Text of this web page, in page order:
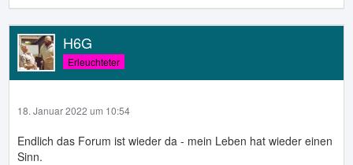
H6G
Erleuchteter
18. Januar 2022 um 10:54
Endlich das Forum ist wieder da - mein Leben hat wieder einen
Sinn.